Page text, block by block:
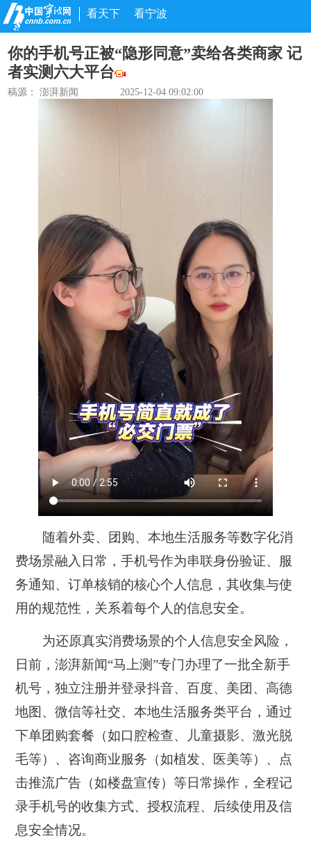
看天下 看宁波
你的手机号正被“隐形同意”卖给各类商家 记
者实测六大平台
稿源：澎湃新闻 2025-12-04 09:02:00
随着外卖、团购、本地生活服务等数字化消
费场景融入日常，手机号作为串联身份验证、服
务通知、订单核销的核心个人信息，其收集与使
用的规范性，关系着每个人的信息安全。
为还原真实消费场景的个人信息安全风险，
日前，澎湃新闻“马上测”专门办理了一批全新手
机号，独立注册并登录抖音、百度、美团、高德
地图、微信等社交、本地生活服务类平台，通过
下单团购套餐（如口腔检查、儿童摄影、激光脱
毛等）、咨询商业服务（如植发、医美等）、点
击推流广告（如楼盘宣传）等日常操作，全程记
录手机号的收集方式、授权流程、后续使用及信
息安全情况。